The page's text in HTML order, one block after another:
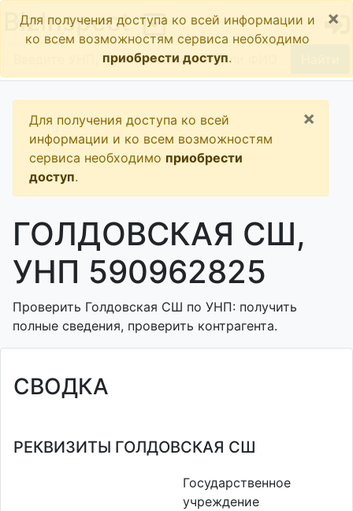
BizInspect
Для получения доступа ко всей информации и
ко всем возможностям сервиса необходимо
приобрести доступ.
×
Для получения доступа ко всей
информации и ко всем возможностям
сервиса необходимо приобрести
доступ.
×
ГОЛДОВСКАЯ СШ,
УНП 590962825
Проверить Голдовская СШ по УНП: получить
полные сведения, проверить контрагента.
СВОДКА
РЕКВИЗИТЫ ГОЛДОВСКАЯ СШ
Государственное
учреждение